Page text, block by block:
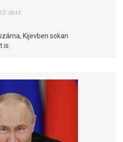
2. 06:43
Kijevben sokan
is.